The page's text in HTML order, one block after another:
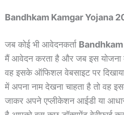
Bandhkam Kamgar Yojana
जब कोई भी आवेदनकर्ता
मैं आवेदन करता है और जब इस योजना
वह इसके ऑफिशल वेबसाइट पर
में अपना नाम देखना चाहता है तो वह
जाकर अपने एप्लीकेशन आईडी या